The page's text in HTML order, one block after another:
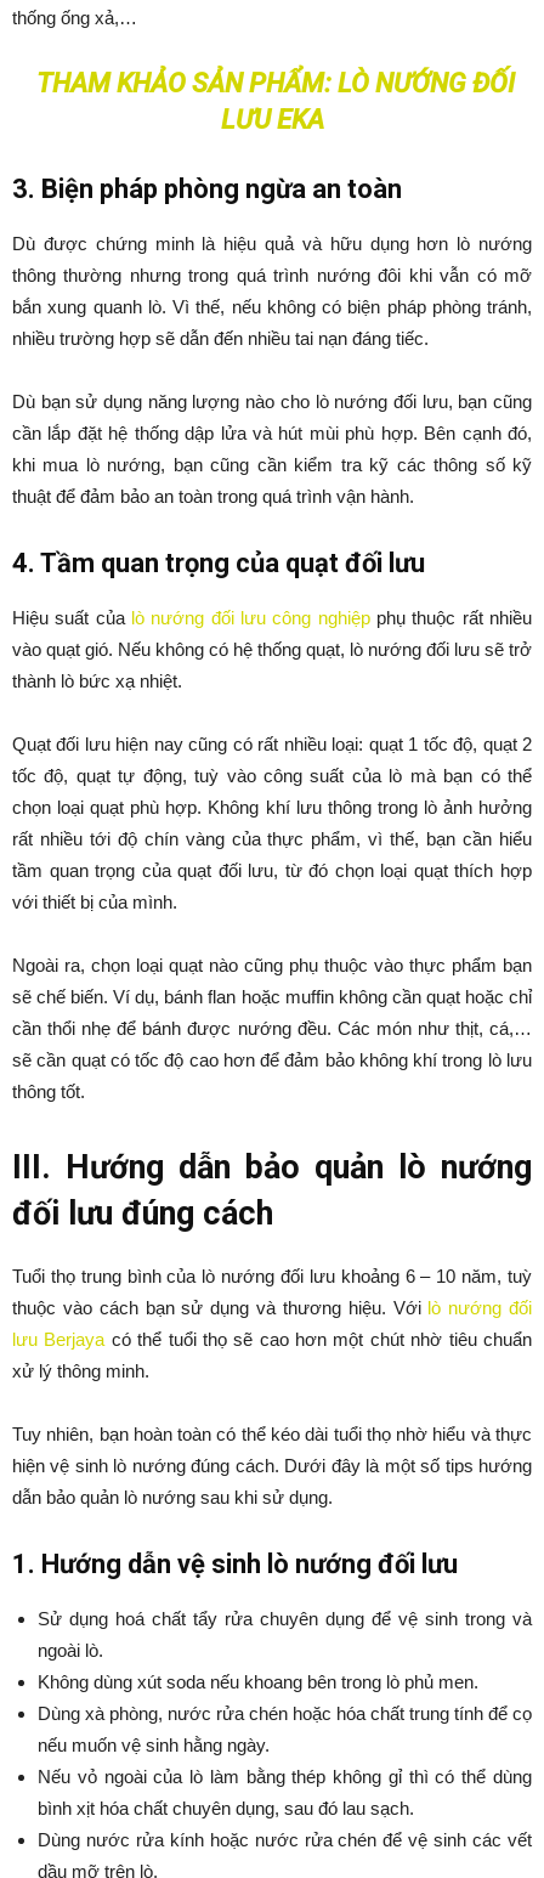
thống ống xả,…
THAM KHẢO SẢN PHẨM: LÒ NƯỚNG ĐỐI
LƯU EKA
3. Biện pháp phòng ngừa an toàn
Dù được chứng minh là hiệu quả và hữu dụng hơn lò nướng
thông thường nhưng trong quá trình nướng đôi khi vẫn có mỡ
bắn xung quanh lò. Vì thế, nếu không có biện pháp phòng tránh,
nhiều trường hợp sẽ dẫn đến nhiều tai nạn đáng tiếc.
Dù bạn sử dụng năng lượng nào cho lò nướng đối lưu, bạn cũng
cần lắp đặt hệ thống dập lửa và hút mùi phù hợp. Bên cạnh đó,
khi mua lò nướng, bạn cũng cần kiểm tra kỹ các thông số kỹ
thuật để đảm bảo an toàn trong quá trình vận hành.
4. Tầm quan trọng của quạt đối lưu
Hiệu suất của lò nướng đối lưu công nghiệpphụ thuộc rất nhiều
vào quạt gió. Nếu không có hệ thống quạt, lò nướng đối lưu sẽ trở
thành lò bức xạ nhiệt.
Quạt đối lưu hiện nay cũng có rất nhiều loại: quạt 1 tốc độ, quạt 2
tốc độ, quạt tự động, tuỳ vào công suất của lò mà bạn có thể
chọn loại quạt phù hợp. Không khí lưu thông trong lò ảnh hưởng
rất nhiều tới độ chín vàng của thực phẩm, vì thế, bạn cần hiểu
tầm quan trọng của quạt đối lưu, từ đó chọn loại quạt thích hợp
với thiết bị của mình.
Ngoài ra, chọn loại quạt nào cũng phụ thuộc vào thực phẩm bạn
sẽ chế biến. Ví dụ, bánh flan hoặc muffin không cần quạt hoặc chỉ
cần thổi nhẹ để bánh được nướng đều. Các món như thịt, cá,…
sẽ cần quạt có tốc độ cao hơn để đảm bảo không khí trong lò lưu
thông tốt.
III. Hướng dẫn bảo quản lò nướng
đối lưu đúng cách
Tuổi thọ trung bình của lò nướng đối lưu khoảng 6 – 10 năm, tuỳ
thuộc vào cách bạn sử dụng và thương hiệu. Với lò nướng đối
lưu Berjaya có thể tuổi thọ sẽ cao hơn một chút nhờ tiêu chuẩn
xử lý thông minh.
Tuy nhiên, bạn hoàn toàn có thể kéo dài tuổi thọ nhờ hiểu và thực
hiện vệ sinh lò nướng đúng cách. Dưới đây là một số tips hướng
dẫn bảo quản lò nướng sau khi sử dụng.
1. Hướng dẫn vệ sinh lò nướng đối lưu
Sử dụng hoá chất tẩy rửa chuyên dụng để vệ sinh trong và
ngoài lò.
Không dùng xút soda nếu khoang bên trong lò phủ men.
Dùng xà phòng, nước rửa chén hoặc hóa chất trung tính để cọ
nếu muốn vệ sinh hằng ngày.
Nếu vỏ ngoài của lò làm bằng thép không gỉ thì có thể dùng
bình xịt hóa chất chuyên dụng, sau đó lau sạch.
Dùng nước rửa kính hoặc nước rửa chén để vệ sinh các vết
dầu mỡ trên lò.